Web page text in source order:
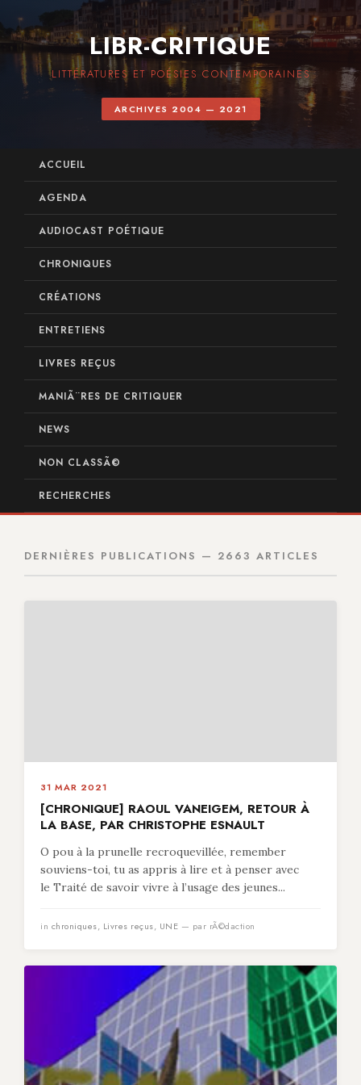
LIBR-CRITIQUE
LITTÉRATURES ET POÉSIES CONTEMPORAINES
ARCHIVES 2004 — 2021
ACCUEIL
AGENDA
AUDIOCAST POÉTIQUE
CHRONIQUES
CRÉATIONS
ENTRETIENS
LIVRES REÇUS
MANIÃ¨RES DE CRITIQUER
NEWS
NON CLASSÃ©
RECHERCHES
DERNIÈRES PUBLICATIONS — 2663 ARTICLES
31 MAR 2021
[CHRONIQUE] RAOUL VANEIGEM, RETOUR À
LA BASE, PAR CHRISTOPHE ESNAULT
O pou à la prunelle recroquevillée, remember
souviens-toi, tu as appris à lire et à penser avec
le Traité de savoir vivre à l’usage des jeunes...
in chroniques, Livres reçus, UNE — par rÃ©daction